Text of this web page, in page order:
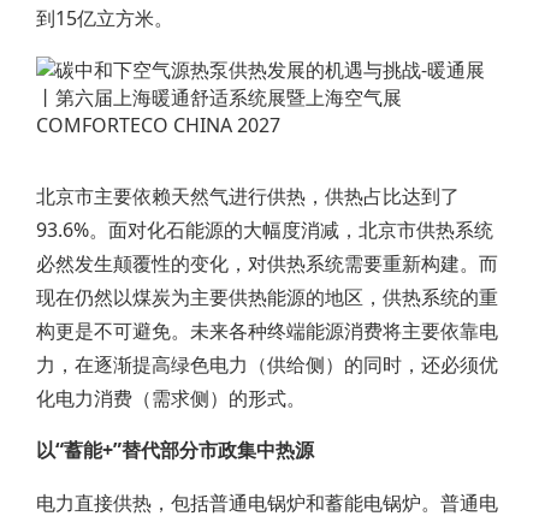
到15亿立方米。
北京市主要依赖天然气进行供热，供热占比达到了
93.6%。面对化石能源的大幅度消减，北京市供热系统
必然发生颠覆性的变化，对供热系统需要重新构建。而
现在仍然以煤炭为主要供热能源的地区，供热系统的重
构更是不可避免。未来各种终端能源消费将主要依靠电
力，在逐渐提高绿色电力（供给侧）的同时，还必须优
化电力消费（需求侧）的形式。
以“蓄能+”替代部分市政集中热源
电力直接供热，包括普通电锅炉和蓄能电锅炉。普通电